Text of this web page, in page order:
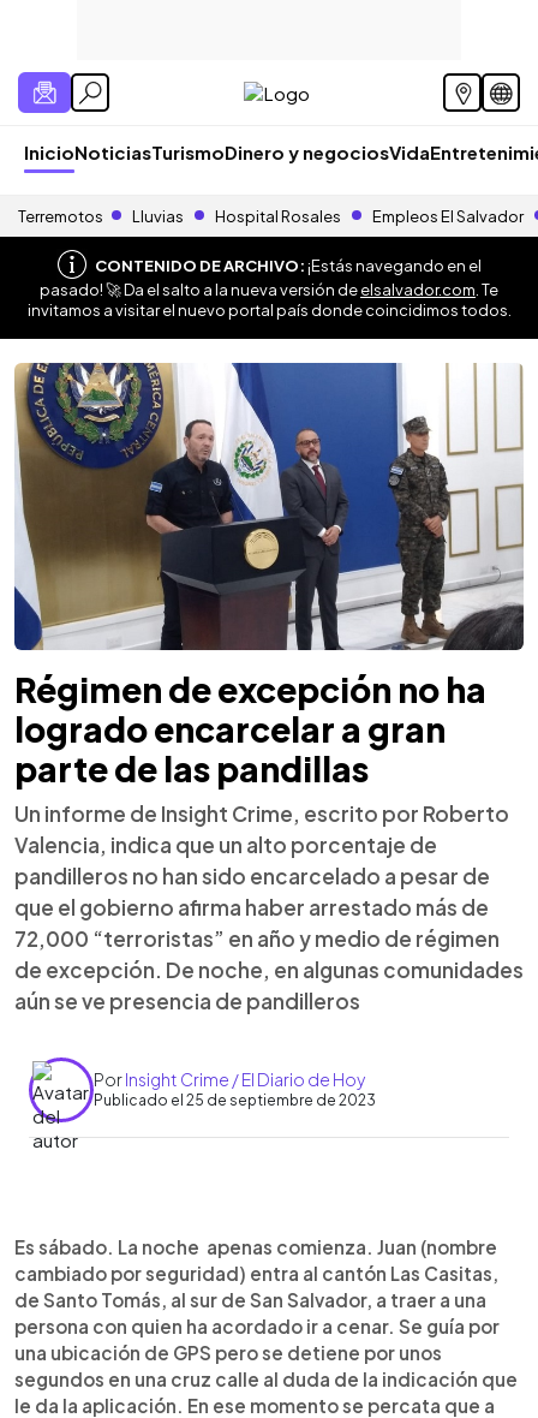
InicioNoticiasTurismoDinero y negociosVida
Terremotos Lluvias Hospital Rosales Empleos El Salvador
CONTENIDO DE ARCHIVO:¡Estás navegando en el
pasado! 🚀 Da el salto a la nueva versión deelsalvador.com . Te
invitamos a visitar el nuevo portal país donde coincidimos todos.
Régimen de excepción no ha
logrado encarcelar a gran
parte de las pandillas
Un informe de Insight Crime, escrito por Roberto
Valencia, indica que un alto porcentaje de
pandilleros no han sido encarcelado a pesar de
que el gobierno afirma haber arrestado más de
72,000 “terroristas” en año y medio de régimen
de excepción. De noche, en algunas comunidades
aún se ve presencia de pandilleros
PorInsight Crime / El Diario de Hoy
Publicado el 25 de septiembre de 2023
Escuchar artículo
Es sábado. La noche apenas comienza. Juan (nombre
cambiado por seguridad) entra al cantón Las Casitas,
de Santo Tomás, al sur de San Salvador, a traer a una
persona con quien ha acordado ir a cenar. Se guía por
una ubicación de GPS pero se detiene por unos
segundos en una cruz calle al duda de la indicación que
le da la aplicación. En ese momento se percata que a